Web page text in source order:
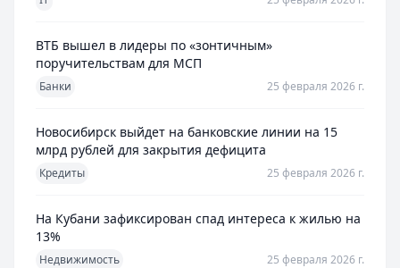
ВТБ вышел в лидеры по «зонтичным»
поручительствам для МСП
Банки 25 февраля 2026 г.
Новосибирск выйдет на банковские линии на 15
млрд рублей для закрытия дефицита
Кредиты 25 февраля 2026 г.
На Кубани зафиксирован спад интереса к жилью на
13%
Недвижимость 25 февраля 2026 г.